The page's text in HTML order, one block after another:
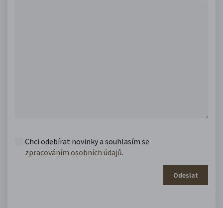
Chci odebírat novinky a souhlasím se
zpracováním osobních údajů.
Odeslat